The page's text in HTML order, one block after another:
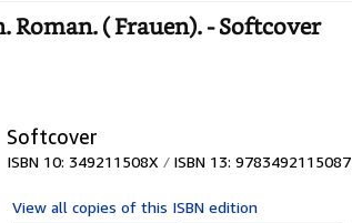
( Frauen). - Softcover
Softcover
ISBN 10: 349211508X ISBN 13: 9783492115087
View all copies of this ISBN edition